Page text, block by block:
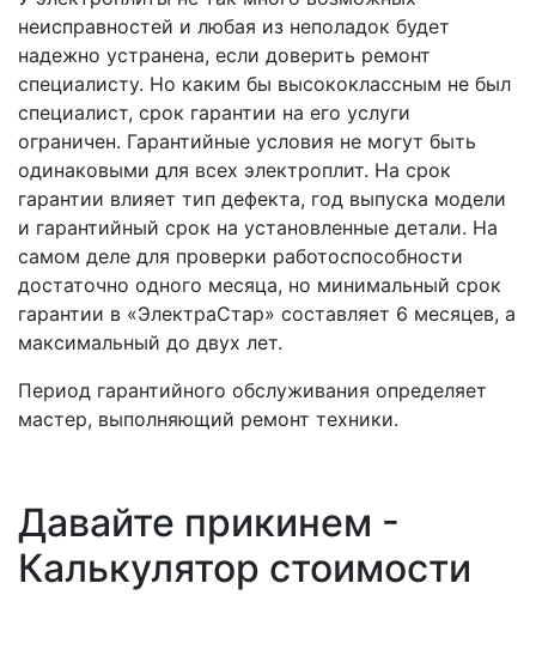
неисправностей и любая из неполадок будет
надежно устранена, если доверить ремонт
специалисту. Но каким бы высококлассным не был
специалист, срок гарантии на его услуги
ограничен. Гарантийные условия не могут быть
одинаковыми для всех электроплит. На срок
гарантии влияет тип дефекта, год выпуска модели
и гарантийный срок на установленные детали. На
самом деле для проверки работоспособности
достаточно одного месяца, но минимальный срок
гарантии в «ЭлектраСтар» составляет 6 месяцев, а
максимальный до двух лет.
Период гарантийного обслуживания определяет
мастер, выполняющий ремонт техники.
Давайте прикинем -
Калькулятор стоимости